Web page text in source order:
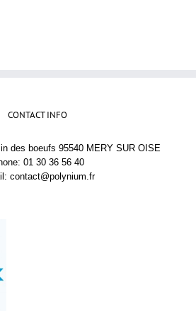
CONTACT INFO
des boeufs 95540 MERY SUR OISE
01 30 36 56 40
contact@polynium.fr